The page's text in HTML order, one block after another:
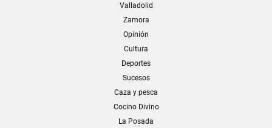
Valladolid
Zamora
Opinión
Cultura
Deportes
Sucesos
Caza y pesca
Cocino Divino
La Posada